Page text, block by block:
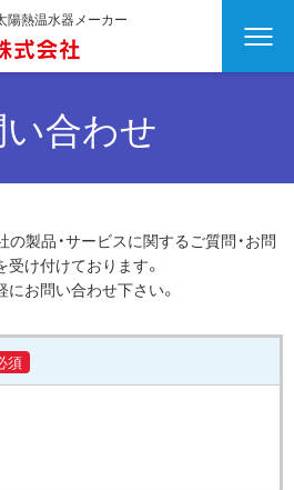
陽熱温水器メーカー
合わせ
の製品・サービスに関するご質問・お問
受け付けております。
にお問い合わせ下さい。
須